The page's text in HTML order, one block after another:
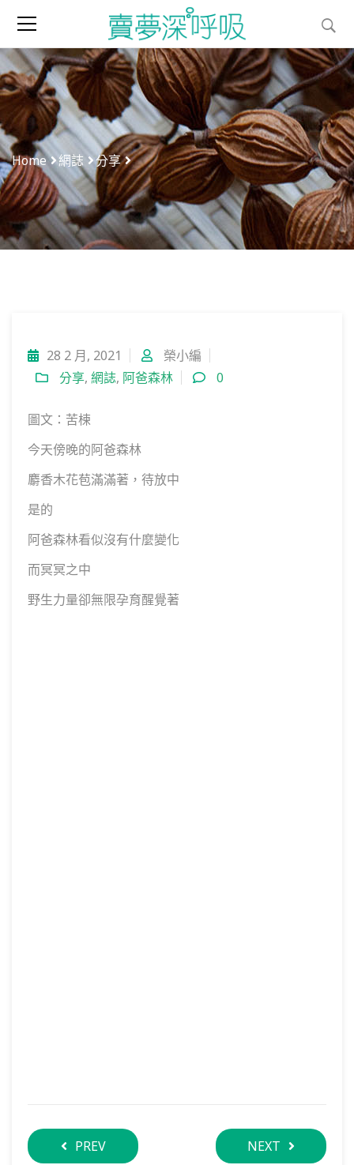
Home 網誌 分享
28 2 月, 2021
榮小編
分享, 網誌, 阿爸森林 0
圖文：苦楝
今天傍晚的阿爸森林
麝香木花苞滿滿著，待放中
是的
阿爸森林看似沒有什麼變化
而冥冥之中
野生力量卻無限孕育醒覺著
PREV NEXT